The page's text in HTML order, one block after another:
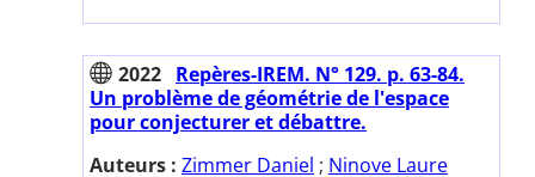
2022 Repères-IREM. N° 129. p. 63-84.
Un problème de géométrie de l'espace
pour conjecturer et débattre.
Auteurs : Zimmer Daniel ; Ninove Laure